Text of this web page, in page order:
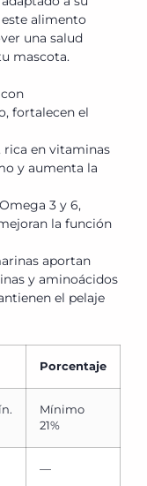
este alimento
una salud
mascota.
fortalecen el
rica en vitaminas
y aumenta la
3 y 6,
la función
aportan
y aminoácidos
el pelaje
Porcentaje
Mínimo
21%
—